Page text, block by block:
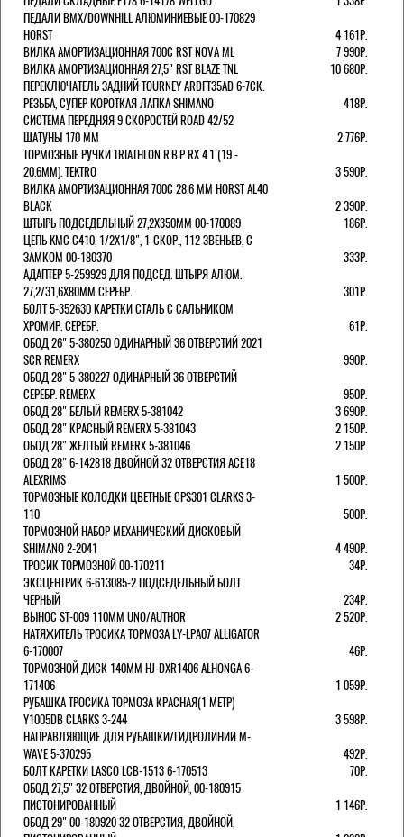
ПЕДАЛИ BMX/DOWNHILL АЛЮМИНИЕВЫЕ 00-170829
HORST
4 161Р.
ВИЛКА АМОРТИЗАЦИОННАЯ 700С RST NOVA ML
7 990Р.
ВИЛКА АМОРТИЗАЦИОННАЯ 27,5" RST BLAZE TNL
10 680Р.
ПЕРЕКЛЮЧАТЕЛЬ ЗАДНИЙ TOURNEY ARDFT35AD 6-7СК.
РЕЗЬБА, СУПЕР КОРОТКАЯ ЛАПКА SHIMANO
418Р.
СИСТЕМА ПЕРЕДНЯЯ 9 СКОРОСТЕЙ ROAD 42/52
ШАТУНЫ 170 ММ
2 776Р.
ТОРМОЗНЫЕ РУЧКИ TRIATHLON R.B.P RX 4.1 (19 -
20.6ММ). TEKTRO
3 590Р.
ВИЛКА АМОРТИЗАЦИОННАЯ 700C 28.6 ММ HORST AL40
BLACK
2 390Р.
ШТЫРЬ ПОДСЕДЕЛЬНЫЙ 27,2Х350ММ 00-170089
186Р.
ЦЕПЬ KMC C410, 1/2Х1/8", 1-СКОР., 112 ЗВЕНЬЕВ, С
ЗАМКОМ 00-180370
333Р.
АДАПТЕР 5-259929 ДЛЯ ПОДСЕД. ШТЫРЯ АЛЮМ.
27,2/31,6Х80ММ СЕРЕБР.
301Р.
БОЛТ 5-352630 КАРЕТКИ СТАЛЬ С САЛЬНИКОМ
ХРОМИР. СЕРЕБР.
61Р.
ОБОД 26" 5-380250 ОДИНАРНЫЙ 36 ОТВЕРСТИЙ 2021
SCR REMERX
990Р.
ОБОД 28" 5-380227 ОДИНАРНЫЙ 36 ОТВЕРСТИЙ
СЕРЕБР. REMERX
950Р.
ОБОД 28" БЕЛЫЙ REMERX 5-381042
3 690Р.
ОБОД 28" КРАСНЫЙ REMERX 5-381043
2 150Р.
ОБОД 28" ЖЕЛТЫЙ REMERX 5-381046
2 150Р.
ОБОД 28" 6-142818 ДВОЙНОЙ 32 ОТВЕРСТИЯ ACE18
ALEXRIMS
1 500Р.
ТОРМОЗНЫЕ КОЛОДКИ ЦВЕТНЫЕ CPS301 CLARKS 3-
110
500Р.
ТОРМОЗНОЙ НАБОР МЕХАНИЧЕСКИЙ ДИСКОВЫЙ
SHIMANO 2-2041
4 490Р.
ТРОСИК ТОРМОЗНОЙ 00-170211
34Р.
ЭКСЦЕНТРИК 6-613085-2 ПОДСЕДЕЛЬНЫЙ БОЛТ
ЧЕРНЫЙ
234Р.
ВЫНОС ST-009 110ММ UNO/AUTHOR
2 520Р.
НАТЯЖИТЕЛЬ ТРОСИКА ТОРМОЗА LY-LPA07 ALLIGATOR
6-170007
46Р.
ТОРМОЗНОЙ ДИСК 140ММ HJ-DXR1406 ALHONGA 6-
171406
1 059Р.
РУБАШКА ТРОСИКА ТОРМОЗА КРАСНАЯ(1 МЕТР)
Y1005DB CLARKS 3-244
3 598Р.
НАПРАВЛЯЮЩИЕ ДЛЯ РУБАШКИ/ГИДРОЛИНИИ M-
WAVE 5-370295
492Р.
БОЛТ КАРЕТКИ LASCO LCB-1513 6-170513
70Р.
ОБОД 27,5" 32 ОТВЕРСТИЯ, ДВОЙНОЙ, 00-180915
ПИСТОНИРОВАННЫЙ
1 146Р.
ОБОД 29" 00-180920 32 ОТВЕРСТИЯ, ДВОЙНОЙ,